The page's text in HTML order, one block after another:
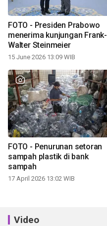
FOTO - Presiden Prabowo
menerima kunjungan Frank-
Walter Steinmeier
15 June 2026 13:09 WIB
FOTO - Penurunan setoran
sampah plastik di bank
sampah
17 April 2026 13:02 WIB
Video